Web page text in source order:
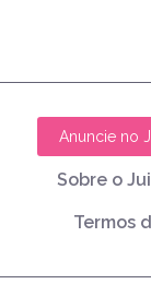
Anuncie no
Sobre o
Termos